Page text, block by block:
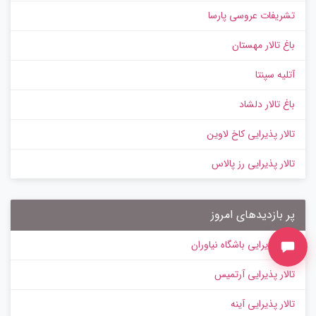
تشریفات عروسی پارسا
باغ تالار مهستان
آتلیه سپنتا
باغ تالار دلشاد
تالار پذیرایی کاخ لاوین
تالار پذیرایی رز پالاس
پر بازدیدهای امروز
تالار پذیرایی باشگاه نیاوران
تالار پذیرایی آرتمیس
تالار پذیرایی آینه